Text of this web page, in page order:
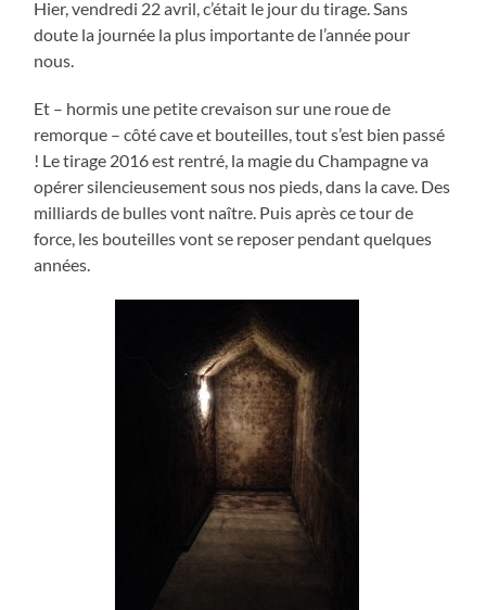
Hier, vendredi 22 avril, c’était le jour du tirage. Sans
doute la journée la plus importante de l’année pour
nous.
Et – hormis une petite crevaison sur une roue de
remorque – côté cave et bouteilles, tout s’est bien passé
! Le tirage 2016 est rentré, la magie du Champagne va
opérer silencieusement sous nos pieds, dans la cave. Des
milliards de bulles vont naître. Puis après ce tour de
force, les bouteilles vont se reposer pendant quelques
années.